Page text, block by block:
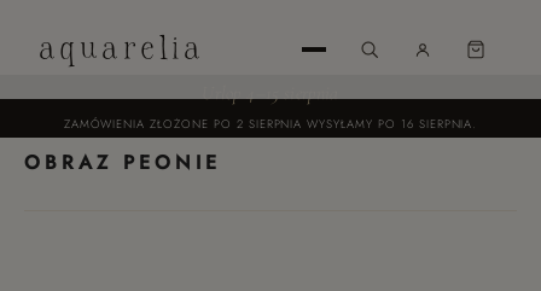
ZAMÓWIENIA ZŁOŻONE PO 2 SIERPNIA WYSYŁAMY PO 16 SIERPNIA.
aquarelia
OBRAZ PEONIE